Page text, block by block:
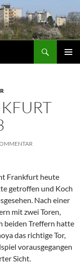
Frankfurt heute
getroffen und Koch
Nach einer
mit zwei Toren,
beiden Treffern hatte
das richtige Tor,
vorausgegangen
Sicht.